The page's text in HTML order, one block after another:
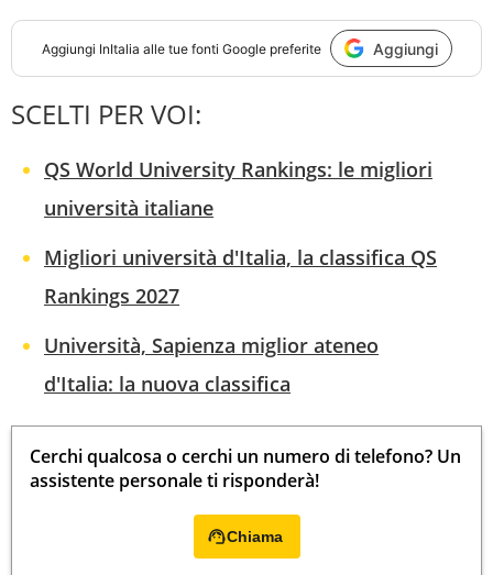
Aggiungi InItalia alle tue fonti Google preferite Aggiungi
SCELTI PER VOI:
QS World University Rankings: le migliori
università italiane
Migliori università d'Italia, la classifica QS
Rankings 2027
Università, Sapienza miglior ateneo
d'Italia: la nuova classifica
Cerchi qualcosa o cerchi un numero di telefono? Un
assistente personale ti risponderà!
Chiama